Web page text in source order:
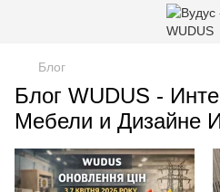
Блог
Блог WUDUS -
Мебели и Дизайне